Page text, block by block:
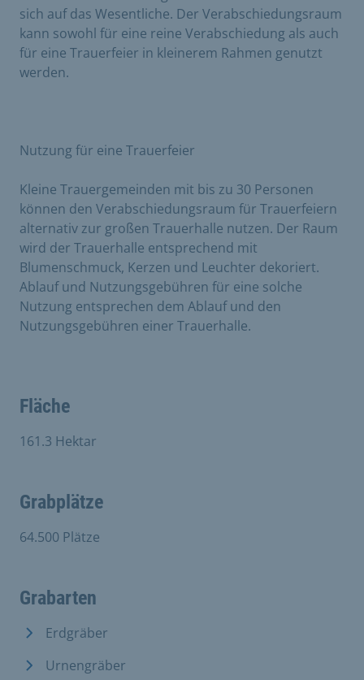
sich auf das Wesentliche. Der Verabschiedungsraum
kann sowohl für eine reine Verabschiedung als auch
für eine Trauerfeier in kleinerem Rahmen genutzt
werden.
Nutzung für eine Trauerfeier
Kleine Trauergemeinden mit bis zu 30 Personen
können den Verabschiedungsraum für Trauerfeiern
alternativ zur großen Trauerhalle nutzen. Der Raum
wird der Trauerhalle entsprechend mit
Blumenschmuck, Kerzen und Leuchter dekoriert.
Ablauf und Nutzungsgebühren für eine solche
Nutzung entsprechen dem Ablauf und den
Nutzungsgebühren einer Trauerhalle.
Fläche
161.3 Hektar
Grabplätze
64.500 Plätze
Grabarten
Erdgräber
Urnengräber